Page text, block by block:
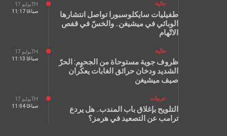
يوليو 17TH
11:17 صباحًا
جالية
طفيليات سايكلوسبورا تواصل انتشارها
الوبائي في ميشيغن.. والخسّ في قفص
الاتّهام
يوليو 17TH
11:13 صباحًا
جالية
ظروف جوية مستوحاة من الجحيم: الحرّ
الشديد ودخان حرائق الغابات يعكّران
صيف ميشيغن
يوليو 17TH
11:04 صباحًا
عربيات
التلويح بإغلاق باب المندب.. هل يردع
ترامب عن التصعيد في هرمز؟